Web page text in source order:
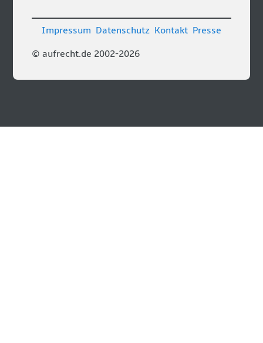
© aufrecht.de 2002-2026
Impressum Datenschutz Kontakt Presse